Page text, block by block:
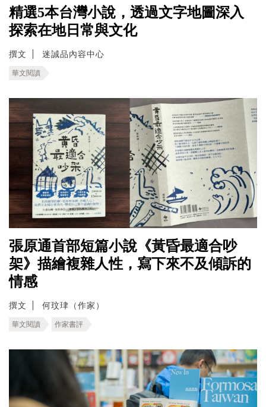
精選5本台灣小說，透過文字地圖深入
探索在地日常與文化
撰文 迷誠品內容中心
華文閱讀
張原通首部短篇小說《黃昏最適合吵
架》描繪複雜人性，寫下來不及傾訴的
情感
撰文 何玟珒（作家）
華文閱讀 作家書評